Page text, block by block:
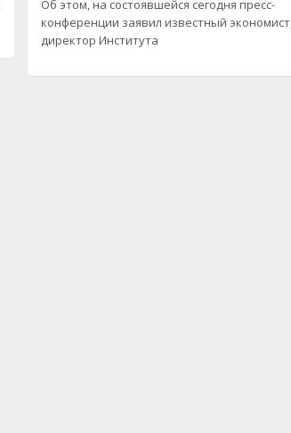
Об этом, на состоявшейся сегодня пресс-
конференции заявил известный экономист,
директор Института